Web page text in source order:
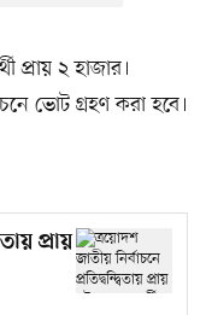
প্রায় ২ হাজার।
ভোট গ্রহণ করা হবে।
প্রায়